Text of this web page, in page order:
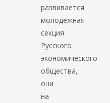
развивается
молодежная
секция
Русского
экономического
общества,
они
на